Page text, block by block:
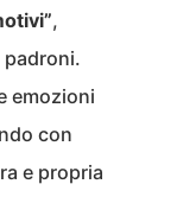
,
padroni.
emozioni
con
e propria